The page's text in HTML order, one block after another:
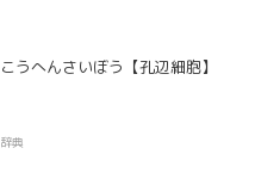
こうへんさいぼう【孔辺細胞】
辞典